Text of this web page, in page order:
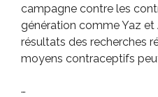
campagne contre les
génération comme Yaz et
résultats des recherches
moyens contraceptifs
…